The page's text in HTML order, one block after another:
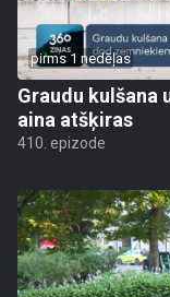
pirms 1 nedēļas
Graudu kulšana
aina atšķiras
410. epizode